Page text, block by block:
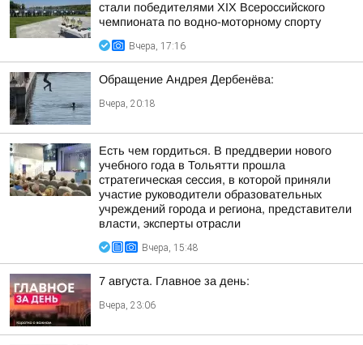
стали победителями XIX Всероссийского
чемпионата по водно-моторному спорту
Вчера, 17:16
Обращение Андрея Дербенёва:
Вчера, 20:18
Есть чем гордиться. В преддверии нового
учебного года в Тольятти прошла
стратегическая сессия, в которой приняли
участие руководители образовательных
учреждений города и региона, представители
власти, эксперты отрасли
Вчера, 15:48
7 августа. Главное за день:
Вчера, 23:06